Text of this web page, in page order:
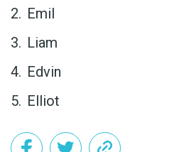
Emil
Liam
Edvin
Elliot